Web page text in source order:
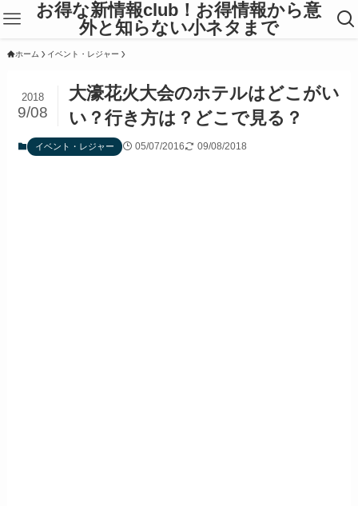
お得な新情報club！お得情報から意
外と知らない小ネタまで
ホーム イベント・レジャー
大濠花火大会のホテルはどこがい
い？行き方は？どこで見る？
2018
9/08
イベント・レジャー 05/07/2016 09/08/2018